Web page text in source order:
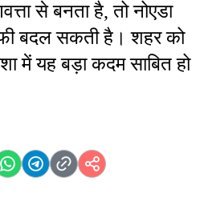
से बनता है, तो नोएडा
बदल सकती है। शहर को
में यह बड़ा कदम साबित हो